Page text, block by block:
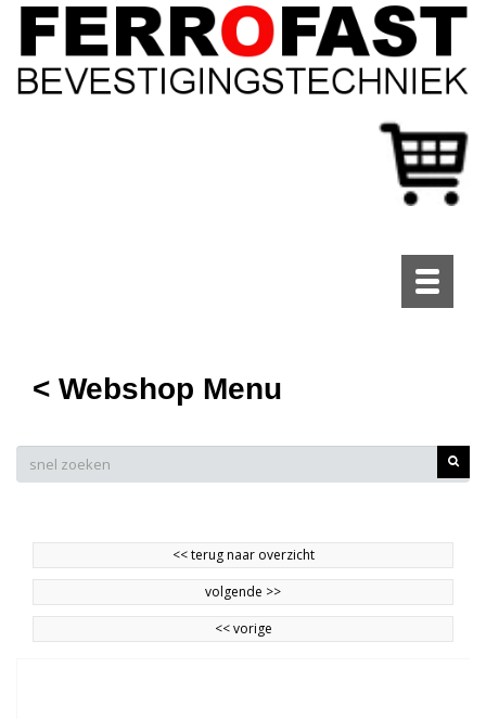
Toggle
< Webshop Menu
<<terug naar overzicht
volgende >>
<<vorige